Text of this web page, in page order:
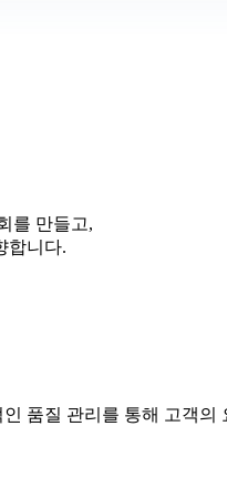
를 만들고,
합니다.
품질 관리를 통해 고객